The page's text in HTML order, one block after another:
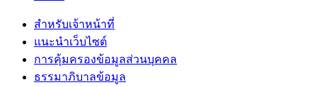
สำหรับเจ้าหน้าที่
แนะนำเว็บไซต์
การคุ้มครองข้อมูลส่วนบุคคล
ธรรมาภิบาลข้อมูล